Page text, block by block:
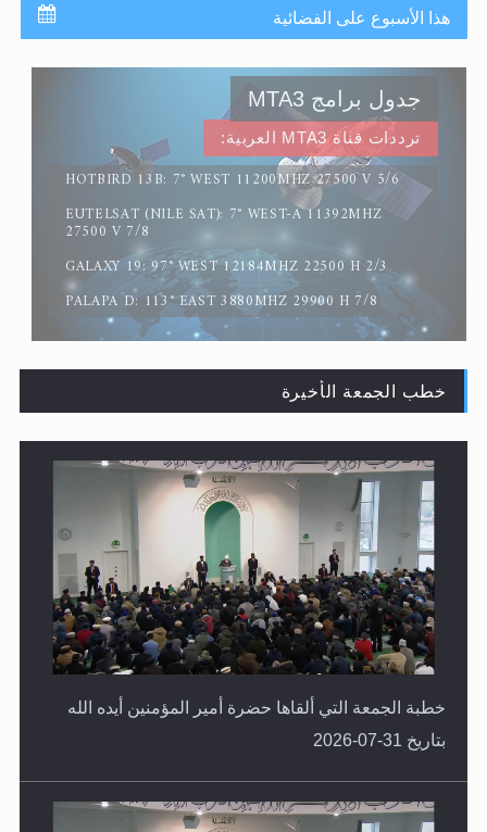
القرآن قاضٍ وحكمٌ على السنة ومهيمنٌ عليها.. ليس العكس
لا ناسخ ولا منسوخ في القرآن الكريم
هذا الأسبوع على الفضائية
ترددات قناة MTA3 العربية:
HOTBIRD 13B: 7° WEST 11200MHZ 27500 V 5/6
EUTELSAT (NILE SAT): 7° WEST-A 11392MHZ
27500 V 7/8
GALAXY 19: 97° WEST 12184MHZ 22500 H 2/3
PALAPA D: 113° EAST 3880MHZ 29900 H 7/8
جدول برامج MTA3
خطب الجمعة الأخيرة
خطبة الجمعة التي ألقاها حضرة أمير المؤمنين أيده الله
بتاريخ 31-07-2026